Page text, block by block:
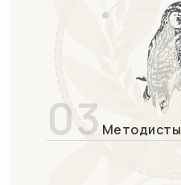
03 Методисты